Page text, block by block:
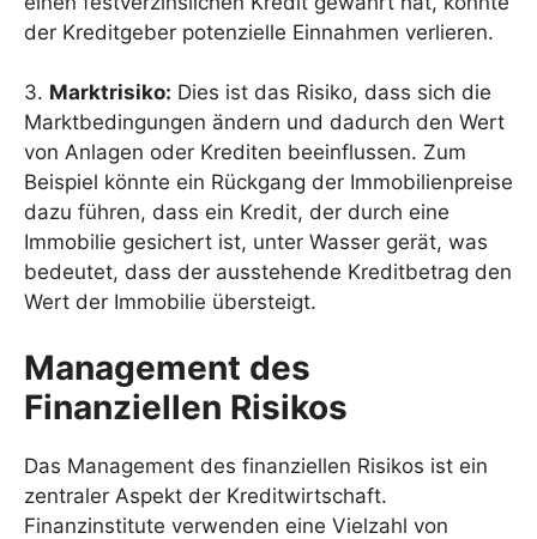
der Kreditgeber potenzielle Einnahmen verlieren.
3. Marktrisiko: Dies ist das Risiko, dass sich die
Marktbedingungen ändern und dadurch den Wert
von Anlagen oder Krediten beeinflussen. Zum
Beispiel könnte ein Rückgang der Immobilienpreise
dazu führen, dass ein Kredit, der durch eine
Immobilie gesichert ist, unter Wasser gerät, was
bedeutet, dass der ausstehende Kreditbetrag den
Wert der Immobilie übersteigt.
Management des
Finanziellen Risikos
Das Management des finanziellen Risikos ist ein
zentraler Aspekt der Kreditwirtschaft.
Finanzinstitute verwenden eine Vielzahl von